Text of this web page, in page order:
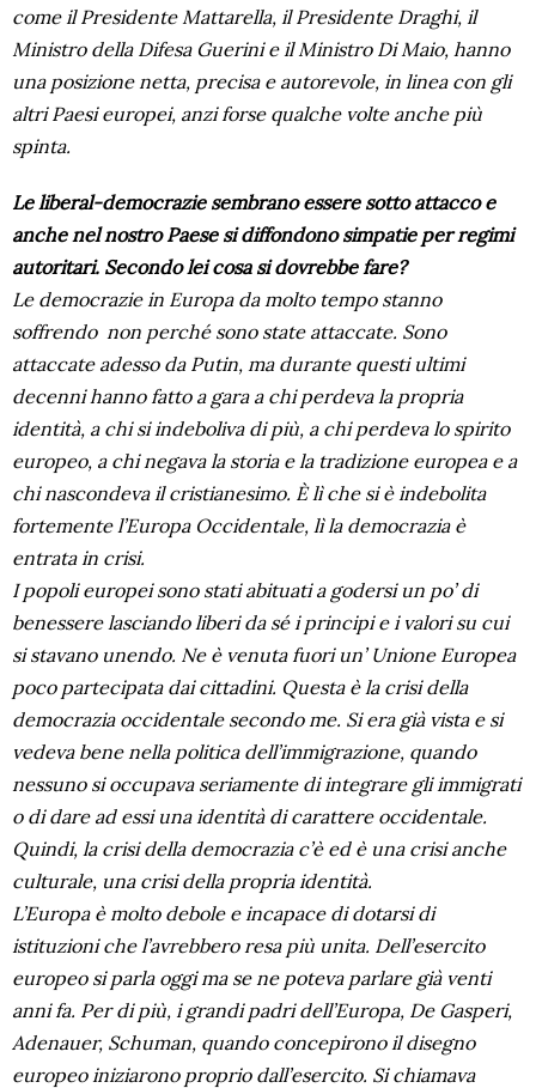
come il Presidente Mattarella, il Presidente Draghi, il
Ministro della Difesa Guerini e il Ministro Di Maio, hanno
una posizione netta, precisa e autorevole, in linea con gli
altri Paesi europei, anzi forse qualche volte anche più
spinta.
Leliberal-democrazie sembrano essere sotto attacco e
anche nel nostro Paese si diffondono simpatie per regimi
autoritari. Secondo lei cosa si dovrebbe fare?
Le democrazie in Europa da molto tempo stanno
soffrendo non perché sono state attaccate. Sono
attaccate adesso da Putin, ma durante questi ultimi
decenni hanno fatto a gara a chi perdeva la propria
identità, a chi si indeboliva di più, a chi perdeva lo spirito
europeo, a chi negava la storia e la tradizione europea e a
chi nascondeva il cristianesimo. È lì che si è indebolita
fortemente l’Europa Occidentale, lì la democrazia è
entrata in crisi.
I popoli europei sono stati abituati a godersi un po’ di
benessere lasciando liberi da sé i principi e i valori su cui
si stavano unendo. Ne è venuta fuori un’ Unione Europea
poco partecipata dai cittadini. Questa è la crisi della
democrazia occidentale secondo me. Si era già vista e si
vedeva bene nella politica dell’immigrazione, quando
nessuno si occupava seriamente di integrare gli immigrati
o di dare ad essi una identità di carattere occidentale.
Quindi, la crisi della democrazia c’è ed è una crisi anche
culturale, una crisi della propria identità.
L’Europa è molto debole e incapace di dotarsi di
istituzioni che l’avrebbero resa più unita. Dell’esercito
europeo si parla oggi ma se ne poteva parlare già venti
anni fa. Per di più, i grandi padri dell’Europa, De Gasperi,
Adenauer, Schuman, quando concepirono il disegno
europeo iniziarono proprio dall’esercito. Si chiamava